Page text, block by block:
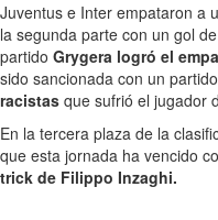
Juventus e Inter empataron a
la segunda parte con un gol de
partido Grygera logró el
sido sancionada con un
racistas que sufrió el jugador
En la tercera plaza de la
que esta jornada ha vencido
trick de Filippo Inzaghi.